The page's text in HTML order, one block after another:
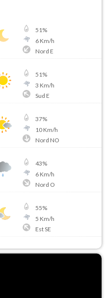
51%
6Km/h
Nord E
51%
3 Km/h
Sud E
37%
10Km/h
Nord NO
43%
6Km/h
Nord O
55%
5 Km/h
Est SE